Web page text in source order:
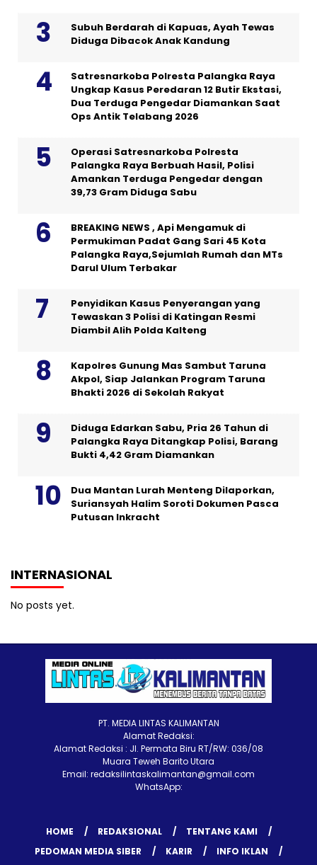
Subuh Berdarah di Kapuas, Ayah Tewas
Diduga Dibacok Anak Kandung
Satresnarkoba Polresta Palangka Raya
Ungkap Kasus Peredaran 12 Butir Ekstasi,
Dua Terduga Pengedar Diamankan Saat
Ops Antik Telabang 2026
Operasi Satresnarkoba Polresta
Palangka Raya Berbuah Hasil, Polisi
Amankan Terduga Pengedar dengan
39,73 Gram Diduga Sabu
BREAKING NEWS , Api Mengamuk di
Permukiman Padat Gang Sari 45 Kota
Palangka Raya,Sejumlah Rumah dan MTs
Darul Ulum Terbakar
Penyidikan Kasus Penyerangan yang
Tewaskan 3 Polisi di Katingan Resmi
Diambil Alih Polda Kalteng
Kapolres Gunung Mas Sambut Taruna
Akpol, Siap Jalankan Program Taruna
Bhakti 2026 di Sekolah Rakyat
Diduga Edarkan Sabu, Pria 26 Tahun di
Palangka Raya Ditangkap Polisi, Barang
Bukti 4,42 Gram Diamankan
Dua Mantan Lurah Menteng Dilaporkan,
Suriansyah Halim Soroti Dokumen Pasca
Putusan Inkracht
INTERNASIONAL
No posts yet.
PT. MEDIA LINTAS KALIMANTAN
Alamat Redaksi:
Alamat Redaksi : Jl. Permata Biru RT/RW: 036/08
Muara Teweh Barito Utara
Email: redaksilintaskalimantan@gmail.com
WhatsApp:
HOME REDAKSIONAL
TENTANG KAMI
PEDOMAN MEDIA SIBER
KARIR INFO IKLAN